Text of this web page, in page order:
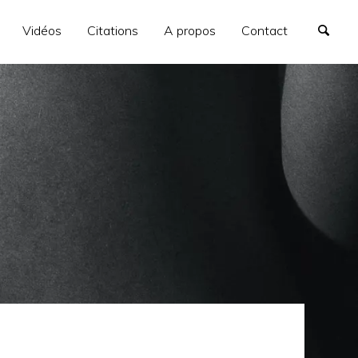
Vidéos Citations A propos Contact